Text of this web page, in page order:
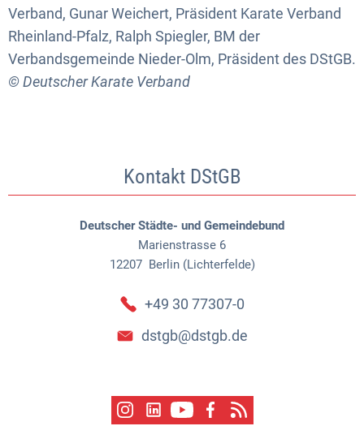
Verband, Gunar Weichert, Präsident Karate Verband
Rheinland-Pfalz, Ralph Spiegler, BM der
Verbandsgemeinde Nieder-Olm, Präsident des DStGB.
© Deutscher Karate Verband
Kontakt DStGB
Deutscher Städte- und Gemeindebund
Marienstrasse 6
12207 Berlin (Lichterfelde)
+49 30 77307-0
dstgb@dstgb.de